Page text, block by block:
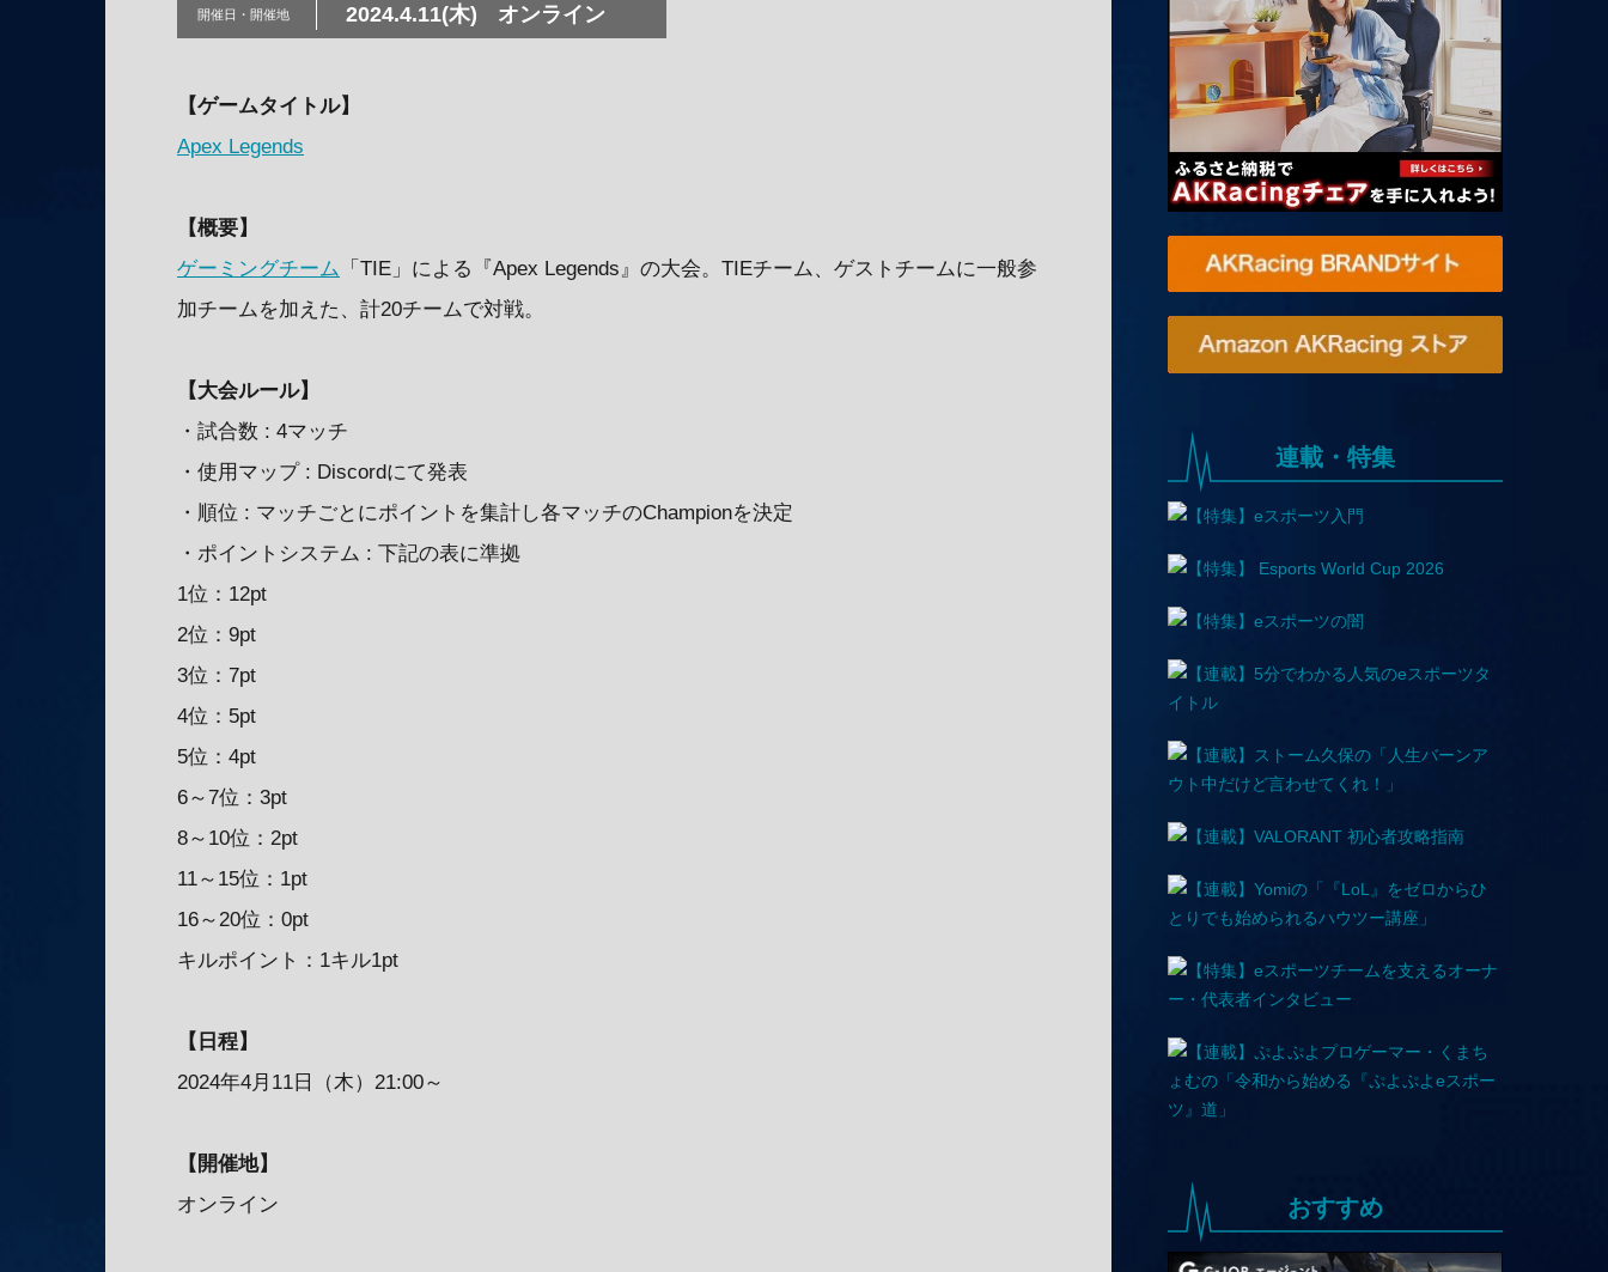
開催日・ 開催地 2024.4.11(木) オンライン
【ゲームタイトル】
Apex Legends
【概要】
ゲーミングチーム 「TIE」による『Apex Legends』の⼤会。TIEチーム、ゲストチームに一般参
加チームを加えた、計20チームで対戦。
【大会ルール】
・試合数 : 4マッチ
・使用マップ : Discordにて発表
・順位 : マッチごとにポイントを集計し各マッチのChampionを決定
・ポイントシステム : 下記の表に準拠
1位：12pt
2位：9pt
3位：7pt
4位：5pt
5位：4pt
6～7位：3pt
8～10位：2pt
11～15位：1pt
16～20位：0pt
キルポイント：1キル1pt
【日程】
2024年4月11日（木）21:00～
【開催地】
オンライン
連載・特集
おすすめ